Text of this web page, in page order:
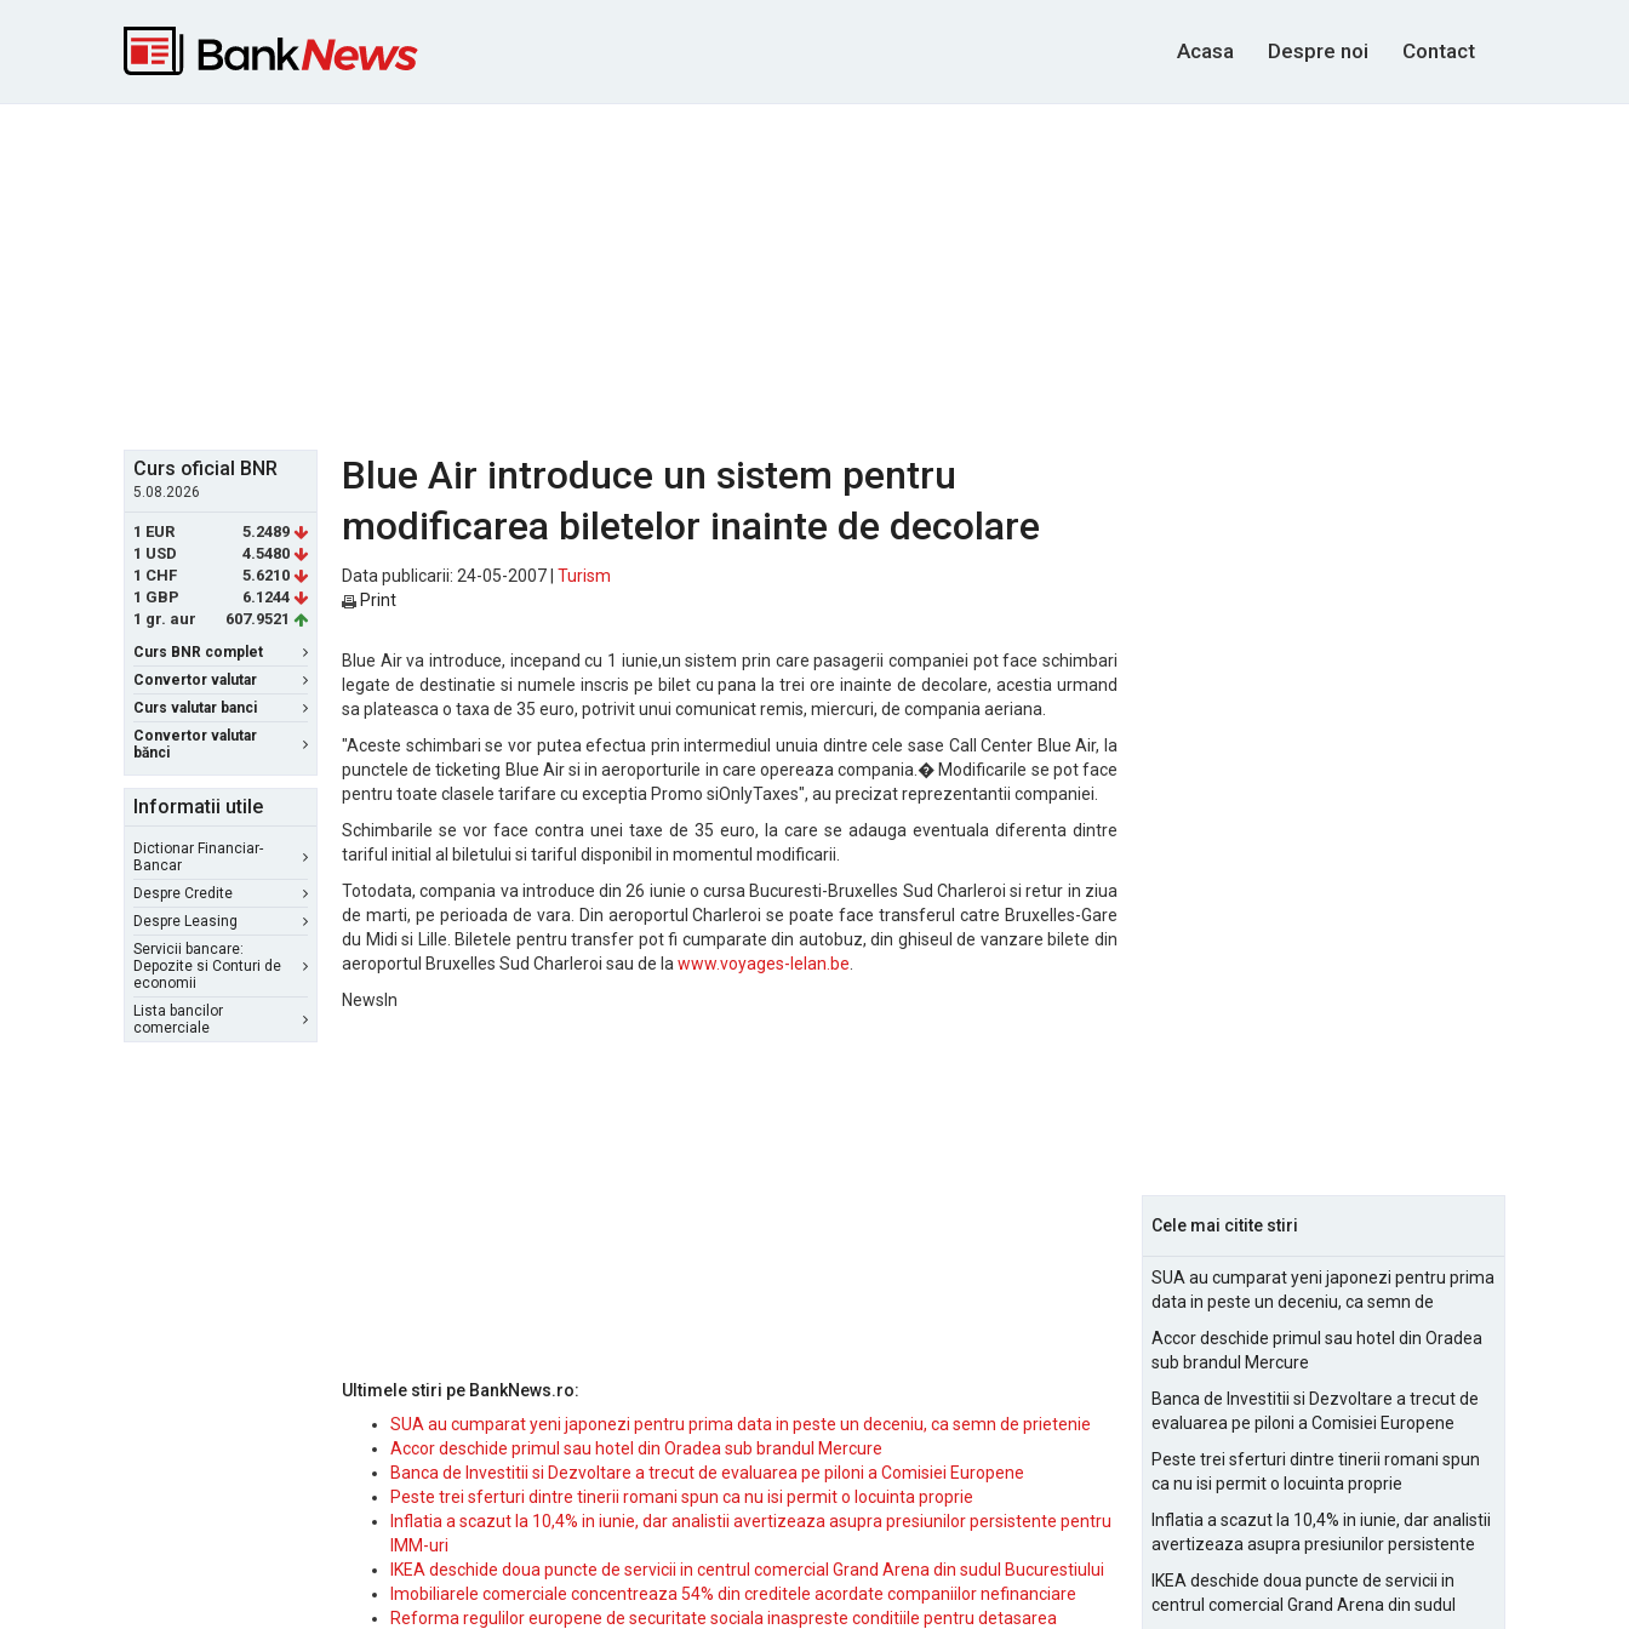
Acasa Despre noi Contact
Curs oficial BNR
5.08.2026
1 EUR
5.2489
1 USD
4.5480
1 CHF
5.6210
1 GBP
6.1244
1 gr. aur
607.9521
Curs BNR complet
Convertor valutar
Curs valutar banci
Convertor valutar
bănci
Informatii utile
Dictionar Financiar-
Bancar
Despre Credite
Despre Leasing
Servicii bancare:
Depozite si Conturi de
economii
Lista bancilor
comerciale
Blue Air introduce un sistem pentru
modificarea biletelor inainte de decolare
Data publicarii: 24-05-2007 | Turism
Print
Blue Air va introduce, incepand cu 1 iunie,un sistem prin care pasagerii companiei pot face schimbari
legate de destinatie si numele inscris pe bilet cu pana la trei ore inainte de decolare, acestia urmand
sa plateasca o taxa de 35 euro, potrivit unui comunicat remis, miercuri, de compania aeriana.
"Aceste schimbari se vor putea efectua prin intermediul unuia dintre cele sase Call Center Blue Air, la
punctele de ticketing Blue Air si in aeroporturile in care opereaza compania.� Modificarile se pot face
pentru toate clasele tarifare cu exceptia Promo siOnlyTaxes", au precizat reprezentantii companiei.
Schimbarile se vor face contra unei taxe de 35 euro, la care se adauga eventuala diferenta dintre
tariful initial al biletului si tariful disponibil in momentul modificarii.
Totodata, compania va introduce din 26 iunie o cursa Bucuresti-Bruxelles Sud Charleroi si retur in ziua
de marti, pe perioada de vara. Din aeroportul Charleroi se poate face transferul catre Bruxelles-Gare
du Midi si Lille. Biletele pentru transfer pot fi cumparate din autobuz, din ghiseul de vanzare bilete din
aeroportul Bruxelles Sud Charleroi sau de la www.voyages-lelan.be
NewsIn
Ultimele stiri pe BankNews.ro:
SUA au cumparat yeni japonezi pentru prima data in peste un deceniu, ca semn de prietenie
Accor deschide primul sau hotel din Oradea sub brandul Mercure
Banca de Investitii si Dezvoltare a trecut de evaluarea pe piloni a Comisiei Europene
Peste trei sferturi dintre tinerii romani spun ca nu isi permit o locuinta proprie
Inflatia a scazut la 10,4% in iunie, dar analistii avertizeaza asupra presiunilor persistente pentru
IMM-uri
IKEA deschide doua puncte de servicii in centrul comercial Grand Arena din sudul Bucurestiului
Imobiliarele comerciale concentreaza 54% din creditele acordate companiilor nefinanciare
Reforma regulilor europene de securitate sociala inaspreste conditiile pentru detasarea
Cele mai citite stiri
SUA au cumparat yeni japonezi pentru prima
data in peste un deceniu, ca semn de
Accor deschide primul sau hotel din Oradea
sub brandul Mercure
Banca de Investitii si Dezvoltare a trecut de
evaluarea pe piloni a Comisiei Europene
Peste trei sferturi dintre tinerii romani spun
ca nu isi permit o locuinta proprie
Inflatia a scazut la 10,4% in iunie, dar analistii
avertizeaza asupra presiunilor persistente
IKEA deschide doua puncte de servicii in
centrul comercial Grand Arena din sudul